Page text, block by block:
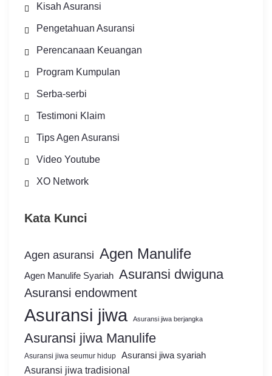
Kisah Asuransi
Pengetahuan Asuransi
Perencanaan Keuangan
Program Kumpulan
Serba-serbi
Testimoni Klaim
Tips Agen Asuransi
Video Youtube
XO Network
Kata Kunci
Agen asuransi Agen Manulife
Agen Manulife Syariah Asuransi dwiguna
Asuransi endowment
Asuransi jiwa Asuransi jiwa berjangka
Asuransi jiwa Manulife
Asuransi jiwa seumur hidup Asuransi jiwa syariah
Asuransi jiwa tradisional